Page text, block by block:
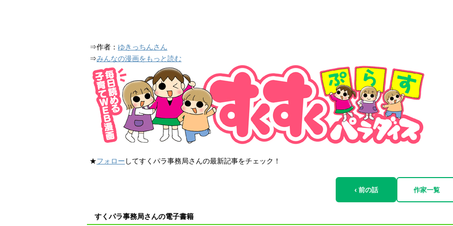
⇒作者： ゆきっちんさん
⇒みんなの漫画をもっと読む
★フォロー してすくパラ事務局さんの最新記事をチェック！
‹ 前の話 作家一覧
すくパラ事務局さんの電子書籍